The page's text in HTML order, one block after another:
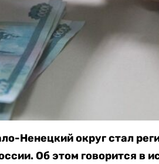
Ненецкий округ стал
Об этом говорится в